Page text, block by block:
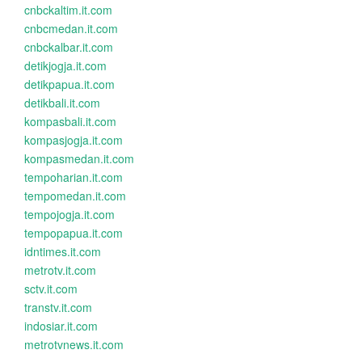
cnbckaltim.it.com
cnbcmedan.it.com
cnbckalbar.it.com
detikjogja.it.com
detikpapua.it.com
detikbali.it.com
kompasbali.it.com
kompasjogja.it.com
kompasmedan.it.com
tempoharian.it.com
tempomedan.it.com
tempojogja.it.com
tempopapua.it.com
idntimes.it.com
metrotv.it.com
sctv.it.com
transtv.it.com
indosiar.it.com
metrotvnews.it.com